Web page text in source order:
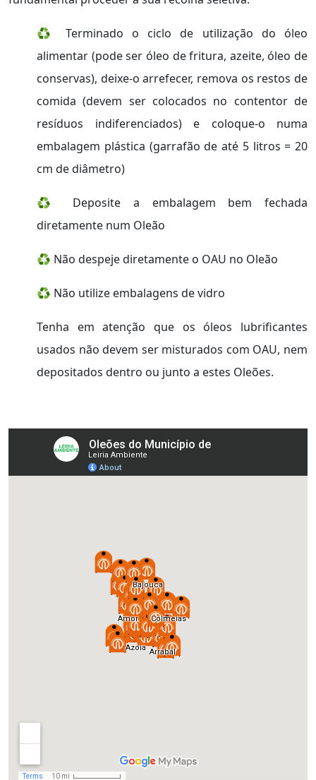
♻️ Terminado o ciclo de utilização do óleo
alimentar (pode ser óleo de fritura, azeite, óleo de
conservas), deixe-o arrefecer, remova os restos de
comida (devem ser colocados no contentor de
resíduos indiferenciados) e coloque-o numa
embalagem plástica (garrafão de até 5 litros = 20
cm de diâmetro)
♻️ Deposite a embalagem bem fechada
diretamente num Oleão
♻️ Não despeje diretamente o OAU no Oleão
♻️ Não utilize embalagens de vidro
Tenha em atenção que os óleos lubrificantes
usados não devem ser misturados com OAU, nem
depositados dentro ou junto a estes Oleões.